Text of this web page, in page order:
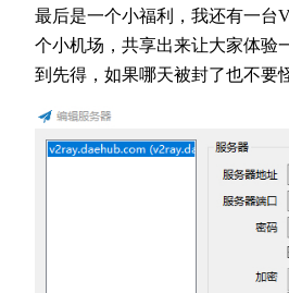
最后是一个小福利，我还有一台
个小机场，共享出来让大家体验
到先得，如果哪天被封了也不要